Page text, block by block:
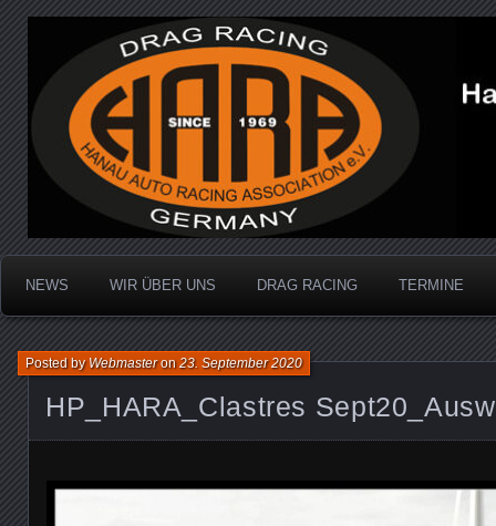
Hanau Auto Racing
Dragracing auf der 1/4 Meile
NEWS WIR ÜBER UNS DRAG RACING TERMINE
HP_HARA_Clastres
Posted byWebmasteron23. September 2020